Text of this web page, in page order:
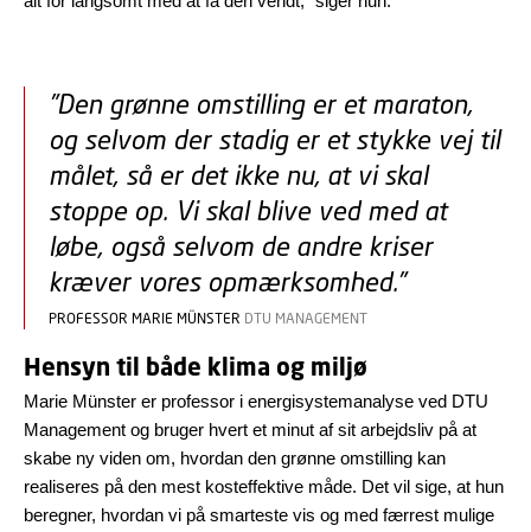
”Den grønne omstilling er et maraton,
og selvom der stadig er et stykke vej til
målet, så er det ikke nu, at vi skal
stoppe op. Vi skal blive ved med at
løbe, også selvom de andre kriser
kræver vores opmærksomhed.”
PROFESSOR MARIE MÜNSTER DTU MANAGEMENT
Hensyn til både klima og miljø
Marie Münster er professor i energisystemanalyse ved DTU
Management og bruger hvert et minut af sit arbejdsliv på at
skabe ny viden om, hvordan den grønne omstilling kan
realiseres på den mest kosteffektive måde. Det vil sige, at hun
beregner, hvordan vi på smarteste vis og med færrest mulige